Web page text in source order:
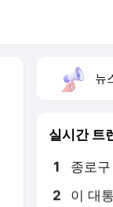
뉴
실시간 트
1 종로
2 이 대